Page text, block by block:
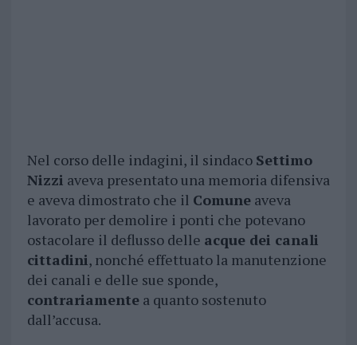
Nel corso delle indagini, il sindaco Settimo
Nizzi aveva presentato una memoria difensiva
e aveva dimostrato che il Comuneaveva
lavorato per demolire i ponti che potevano
ostacolare il deflusso delle acque dei canali
cittadini, nonché effettuato la manutenzione
dei canali e delle sue sponde,
contrariamentea quanto sostenuto
dall’accusa.